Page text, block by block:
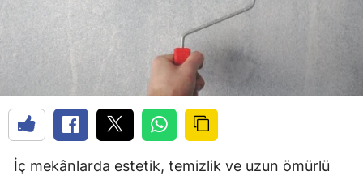
İç mekânlarda estetik, temizlik ve uzun ömürlü